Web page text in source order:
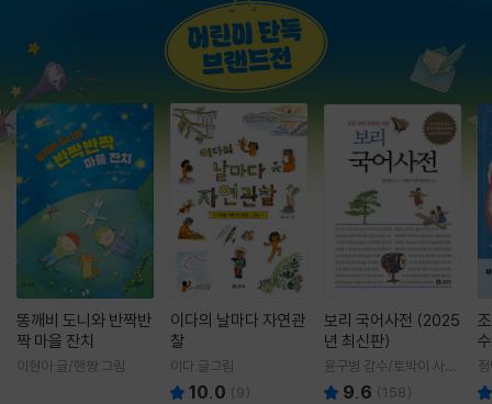
똥깨비 도니와 반짝반
짝 마을 잔치
이현아 글/핸짱 그림
이다의 날마다 자연관
찰
이다 글그림
10.0 (9)
보리 국어사전 (2025
년 최신판)
윤구병 감수/토박이 사전
편찬실 편
9.6 (158)